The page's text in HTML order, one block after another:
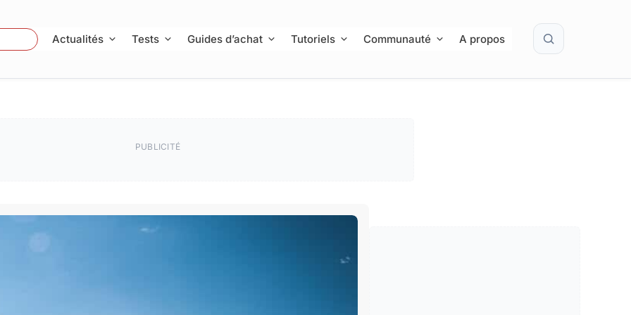
Actualités Tests Guides d’achat Tutoriels Communauté A propos Rechercher
PUBLICITÉ